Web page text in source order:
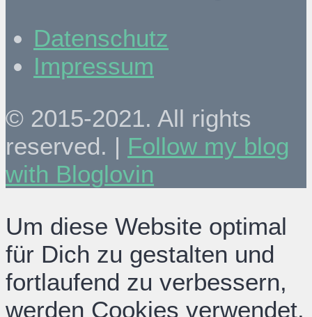
Datenschutz
Impressum
© 2015-2021. All rights
reserved. | Follow my blog
with Bloglovin
Um diese Website optimal
für Dich zu gestalten und
fortlaufend zu verbessern,
werden Cookies verwendet.